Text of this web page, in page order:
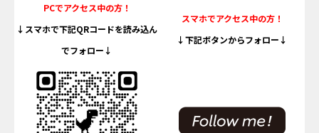
PCでアクセス中の方！
↓スマホで下記QRコードを読み込ん
でフォロー↓
スマホでアクセス中の方！
↓下記ボタンからフォロー↓